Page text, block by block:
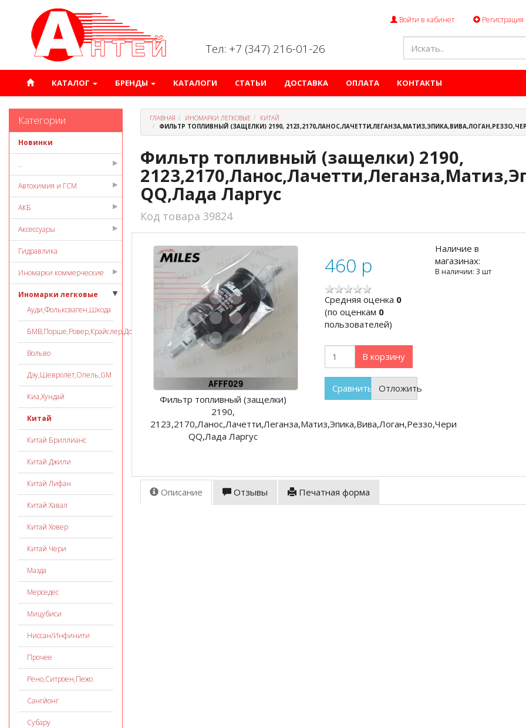
Войти в кабинет Регистрация
Тел: +7 (347) 216-01-26
КАТАЛОГ БРЕНДЫ КАТАЛОГИ СТАТЬИ ДОСТАВКА ОПЛАТА КОНТАКТЫ
Категории
Новинки
..
Автохимия и ГСМ
АКБ
Аксессуары
Гидравлика
Иномарки коммерческие
Иномарки легковые
Ауди,Фольксваген,Шкода
БМВ,Порше,Ровер,Крайслер,Додж
Вольво
Дэу,Шевролет,Опель,GM
Киа,Хундай
Китай
Китай Бриллианс
Китай Джили
Китай Лифан
Китай Хавал
Китай Ховер
Китай Чери
Мазда
Мерседес
Мицубиси
Ниссан/Инфинити
Прочее
Рено,Ситроен,Пежо
Сангйонг
Субару
ГЛАВНАЯ ИНОМАРКИ ЛЕГКОВЫЕ
КИТАЙ
ФИЛЬТР ТОПЛИВНЫЙ (ЗАЩЕЛКИ) 2190,
Фильтр топливный (защелки) 2190,
QQ,Лада Ларгус
Код товара 39824
Фильтр топливный (защелки)
2190,
2123,2170,Ланос,Лачетти,Леганза,Матиз,Эпика,Вива,Логан,Реззо,Чери
QQ,Лада Ларгус
460 p
Cредняя оценка 0
(по оценкам 0
пользователей)
В корзину
Сравнить Отложить
Наличие в
магазинах:
В наличии: 3 шт
Описание Отзывы Печатная форма